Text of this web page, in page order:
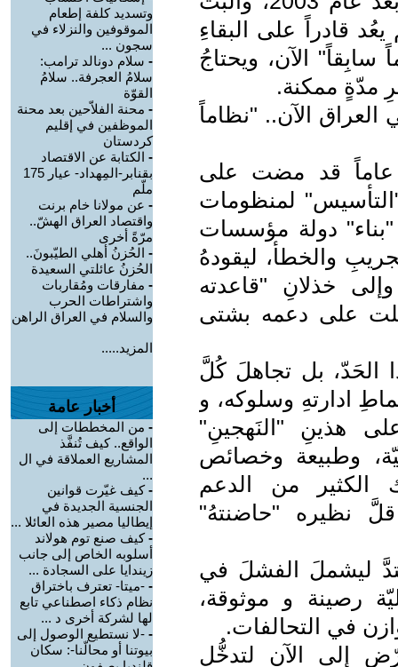
قادراً على البقاءِ
سابِقاً" الآن، ويحتاجُ
مدّةٍ ممكنة.
الآن.. "نظاماً
قد مضت على
لمنظومات
"بناء" دولة مؤسسات
والخطأ، ليقودهُ
خذلانِ "قاعدته
على دعمه بشتى
الحَدّ، بل تجاهلَ كُلَّ
ادارتهِ وسلوكه، و
هذينِ "النَهجينِ"
وطبيعة وخصائص
الكثير من الدعم
نظيره "حاضنتهُ"
ليشملَ الفشلَ في
رصينة و موثوقة،
في التحالفات.
إلى الآن لتدخُّل
وتسديد كلفة إطعام
الموقوفين والنزلاء في
سجون ...
- سلام دونالد ترامب:
سلامُ العجرفة.. سلامُ
القوّة
- محنة الفلاّحين بعد محنة
الموظفين في إقليم
كردستان
- الكتابة عن الاقتصاد
بقنابر-المِهداد- عيار 175
ملّم
- عن مولانا خام برنت
واقتصاد العراق الهشّ..
مرّةً أخرى
- الحُزنُ أهلي الطيّبونَ..
الحُزنُ عائلتي السعيدة
- مفارقات ومُقاربات
واشتراطات الحرب
والسلام في العراق الراهن
المزيد.....
أخبار عامة
- من المخططات إلى
الواقع.. كيف تُنفَّذ
المشاريع العملاقة في ال
...
-كيف غيّرت قوانين
الجنسية الجديدة في
إيطاليا مصير هذه العائلا ...
-كيف صنع توم هولاند
أسلوبه الخاص إلى جانب
زيندايا على السجادة ...
- -ميتا- تعترف باختراق
نظام ذكاء اصطناعي تابع
لها لشركة أخرى د ...
- -لا نستطيع الوصول إلى
بيوتنا أو محالّنا-: سكان